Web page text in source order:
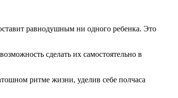
равнодушным ни одного ребенка. Это
сделать их самостоятельно в
ритме жизни, уделив себе полчаса